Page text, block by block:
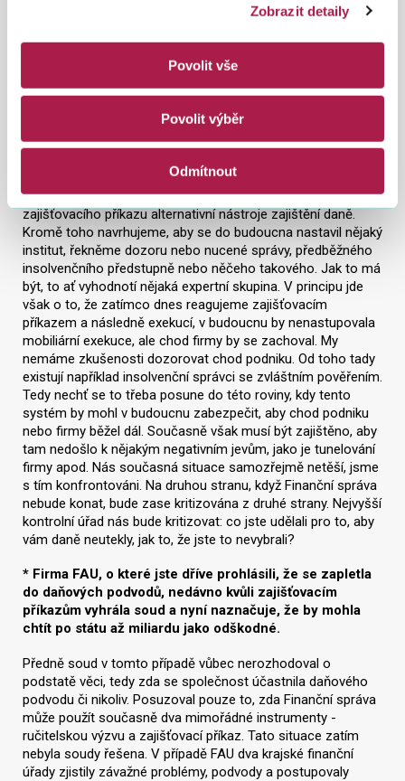
Zobrazit detaily
Povolit vše
Povolit výběr
Odmítnout
druhou stranu i u těchto firem vzniká důvodná obava, že v
a majetek těch firem je třeba 30 miliónů.
do problémů ji dostal například neplatící odběratel?
reagovat. Nedávno jsme v souvislosti s tím vydali novou
metodiku, která říká, že správci daně budou používat místo
zajišťovacího příkazu alternativní nástroje zajištění daně.
Kromě toho navrhujeme, aby se do budoucna nastavil nějaký
institut, řekněme dozoru nebo nucené správy, předběžného
insolvenčního předstupně nebo něčeho takového. Jak to má
být, to ať vyhodnotí nějaká expertní skupina. V principu jde
však o to, že zatímco dnes reagujeme zajišťovacím
příkazem a následně exekucí, v budoucnu by nenastupovala
mobiliární exekuce, ale chod firmy by se zachoval. My
nemáme zkušenosti dozorovat chod podniku. Od toho tady
existují například insolvenční správci se zvláštním pověřením.
Tedy nechť se to třeba posune do této roviny, kdy tento
systém by mohl v budoucnu zabezpečit, aby chod podniku
nebo firmy běžel dál. Současně však musí být zajištěno, aby
tam nedošlo k nějakým negativním jevům, jako je tunelování
firmy apod. Nás současná situace samozřejmě netěší, jsme
s tím konfrontováni. Na druhou stranu, když Finanční správa
nebude konat, bude zase kritizována z druhé strany. Nejvyšší
kontrolní úřad nás bude kritizovat: co jste udělali pro to, aby
vám daně neutekly, jak to, že jste to nevybrali?
* Firma FAU, o které jste dříve prohlásili, že se zapletla
do daňových podvodů, nedávno kvůli zajišťovacím
příkazům vyhrála soud a nyní naznačuje, že by mohla
chtít po státu až miliardu jako odškodné.
Předně soud v tomto případě vůbec nerozhodoval o
podstatě věci, tedy zda se společnost účastnila daňového
podvodu či nikoliv. Posuzoval pouze to, zda Finanční správa
může použít současně dva mimořádné instrumenty -
ručitelskou výzvu a zajišťovací příkaz. Tato situace zatím
nebyla soudy řešena. V případě FAU dva krajské finanční
úřady zjistily závažné problémy, podvody a postupovaly